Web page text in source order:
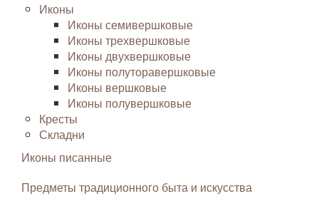
Иконы
Иконы семивершковые
Иконы трехвершковые
Иконы двухвершковые
Иконы полуторавершковые
Иконы вершковые
Иконы полувершковые
Кресты
Складни
Иконы писанные
Предметы традиционного быта и искусства